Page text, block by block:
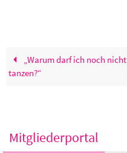
„Warum darf ich noch nicht
tanzen?“
Mitgliederportal